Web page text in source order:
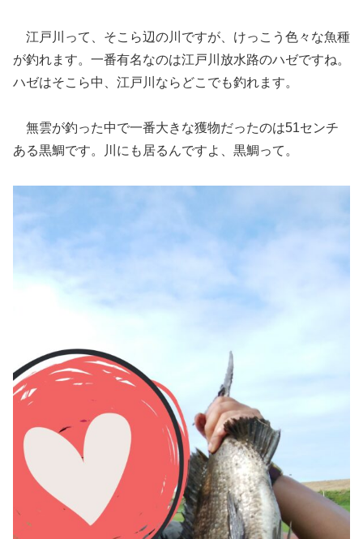
江戸川って、そこら辺の川ですが、けっこう色々な魚種
が釣れます。一番有名なのは江戸川放水路のハゼですね。
ハゼはそこら中、江戸川ならどこでも釣れます。
無雲が釣った中で一番大きな獲物だったのは51センチ
ある黒鯛です。川にも居るんですよ、黒鯛って。